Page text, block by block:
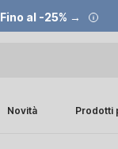
Fino al -25% →
Novità Prodotti